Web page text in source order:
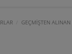
GEÇMİŞTEN